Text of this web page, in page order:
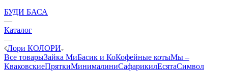
БУДИ БАСА
—
Каталог
—
Лори КОЛОРИ
Все товарыЗайка МиБасик и КоКофейные котыМы –
КваковскиеПряткиМинималиниСафарикилЕсятаСимвол